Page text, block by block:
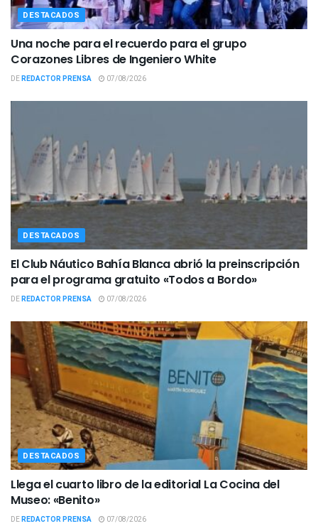
DESTACADOS
Una noche para el recuerdo para el grupo
Corazones Libres de Ingeniero White
DEREDACTOR PRENSA 07/08/2026
DESTACADOS
El Club Náutico Bahía Blanca abrió la preinscripción
para el programa gratuito «Todos a Bordo»
DEREDACTOR PRENSA 07/08/2026
DESTACADOS
Llega el cuarto libro de la editorial La Cocina del
Museo: «Benito»
DEREDACTOR PRENSA 07/08/2026